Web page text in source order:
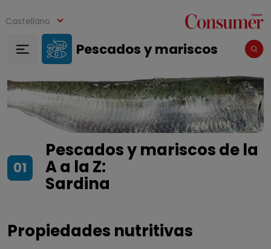
Castellano
Pescados y mariscos
01
Pescados y mariscos de la
A a la Z:
Sardina
Propiedades nutritivas